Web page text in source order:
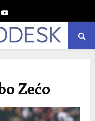
Youtube
Zećo